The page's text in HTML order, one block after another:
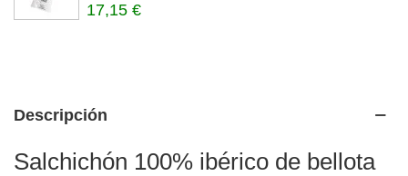
17,15 €
Descripción
Salchichón 100% ibérico de bellota